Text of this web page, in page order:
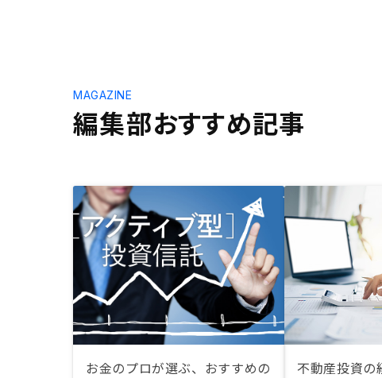
編集部おすすめ記事
MAGAZINE
お金のプロが選ぶ、おすすめの
不動産投資の